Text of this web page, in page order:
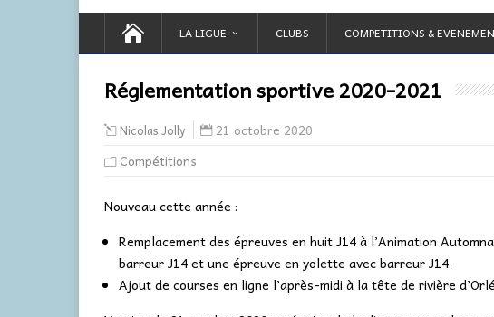
LA LIGUE CLUBS COMPETITIONS &
Réglementation sportive 2020-2021
Nicolas Jolly
21 octobre 2020
Compétitions
Nouveau cette année :
Remplacement des épreuves en huit J14 à l’Animation
barreur J14 et une épreuve en yolette avec barreur J14.
Ajout de courses en ligne l’après-midi à la tête de rivière